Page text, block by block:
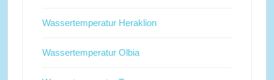
Wassertemperatur Heraklion
Wassertemperatur Olbia